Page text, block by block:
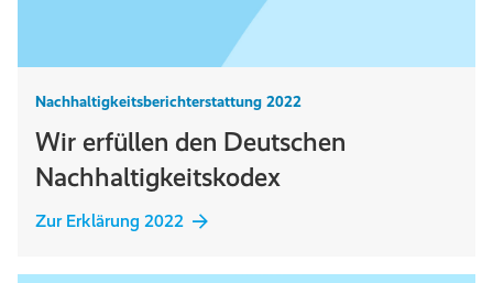
Nachhaltigkeitsberichterstattung 2022
Wir erfüllen den Deutschen
Nachhaltigkeitskodex
Zur Erklärung 2022